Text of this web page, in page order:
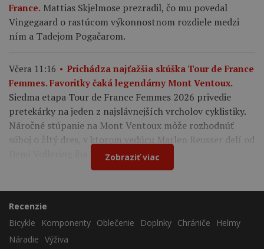
France. Mattias Skjelmose prezradil, čo mu povedal
Vingegaard o rastúcom výkonnostnom rozdiele medzi
ním a Tadejom Pogačarom.
Včera 11:16
Prichádza najťažšia skúška Tour de France
Femmes. Favoritky čaká legendárny Mont Ventoux.
Siedma etapa Tour de France Femmes 2026 privedie
pretekárky na jeden z najslávnejších vrcholov cyklistiky.
Náročné stúpanie na Mont Ventoux môže rozhodnúť
súboj o žltý dres, v ktorom vedúcu Marlen Reusser delí od
Demi Vollering iba 12 sekúnd.
Zobraziť viac
Recenzie
Bicykle
Komponenty Oblečenie Doplnky Chrániče
Helmy
Náradie Výživa